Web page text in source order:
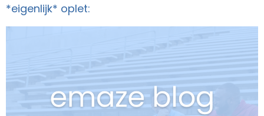
*eigenlijk* oplet: